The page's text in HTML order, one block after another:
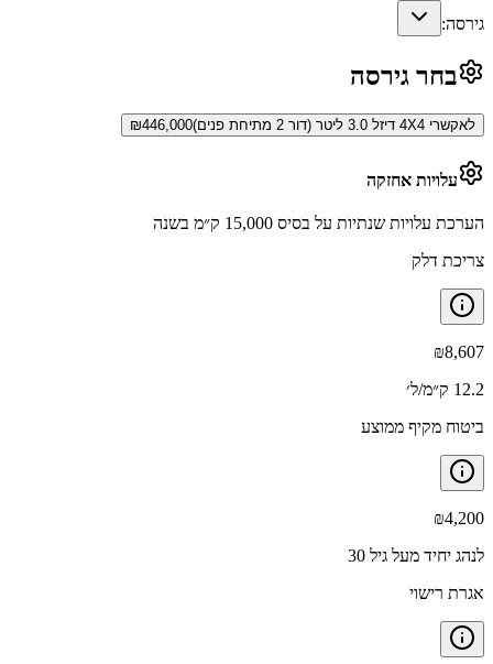
גירסה:
בחר גירסה
לאקשרי 4X4 דיזל 3.0 ליטר (דור 2 מתיחת פנים) ₪446,000
עלויות אחזקה
הערכת עלויות שנתיות על בסיס 15,000 ק״מ בשנה
צריכת דלק
₪8,607
12.2 ק״מ/ל׳
ביטוח מקיף ממוצע
₪4,200
לנהג יחיד מעל גיל 30
אגרת רישוי